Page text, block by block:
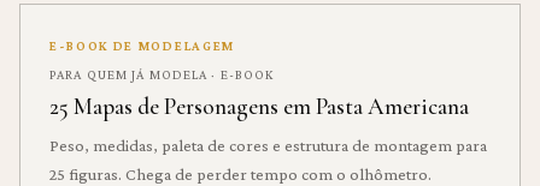
E-BOOK DE MODELAGEM
PARA QUEM JÁ MODELA · E-BOOK
25 Mapas de Personagens em Pasta Americana
Peso, medidas, paleta de cores e estrutura de montagem para
25 figuras. Chega de perder tempo com o olhômetro.